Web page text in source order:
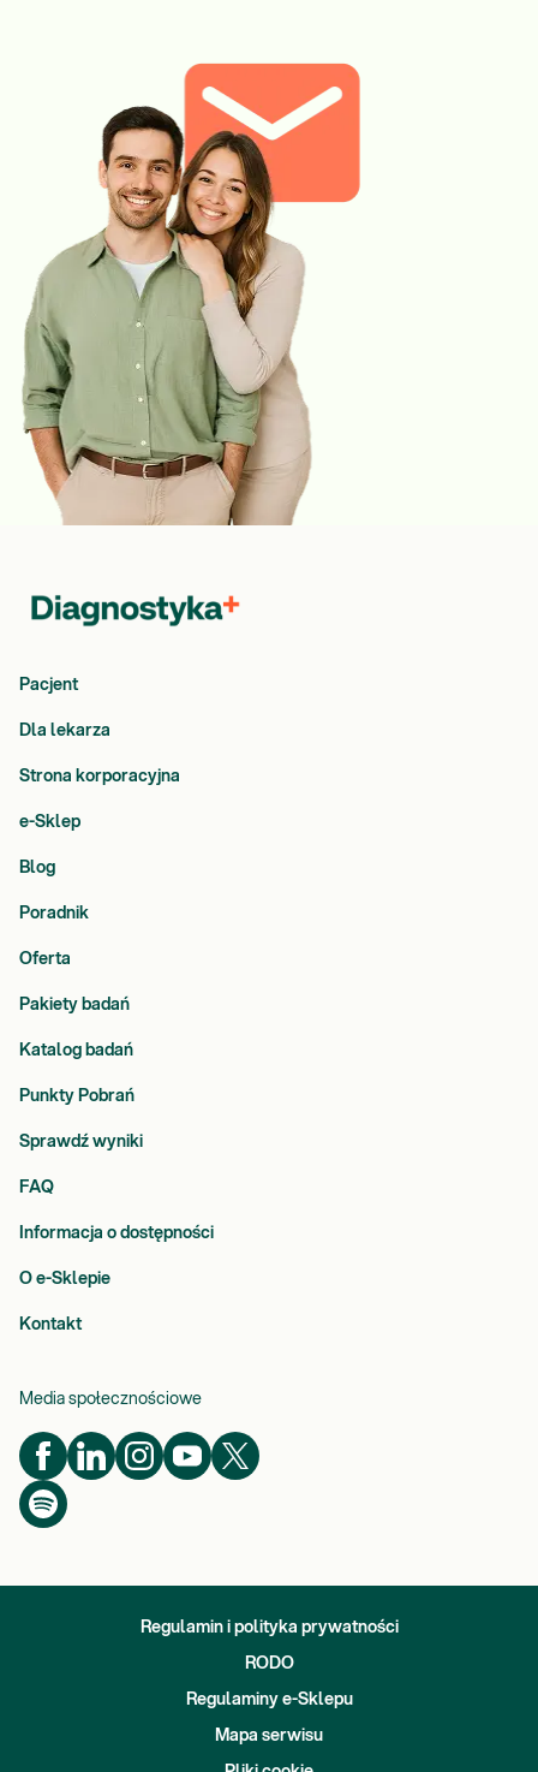
Pacjent
Dla lekarza
Strona korporacyjna
e-Sklep
Blog
Poradnik
Oferta
Pakiety badań
Katalog badań
Punkty Pobrań
Sprawdź wyniki
FAQ
Informacja o dostępności
O e-Sklepie
Kontakt
Media społecznościowe
Regulamin i polityka prywatności
RODO
Regulaminy e-Sklepu
Mapa serwisu